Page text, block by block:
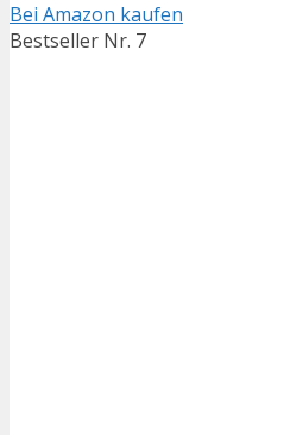
Bei Amazon kaufen
Bestseller Nr. 7